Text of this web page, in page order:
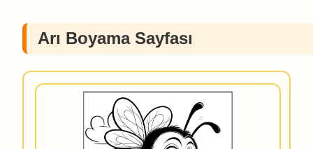
Arı Boyama Sayfası